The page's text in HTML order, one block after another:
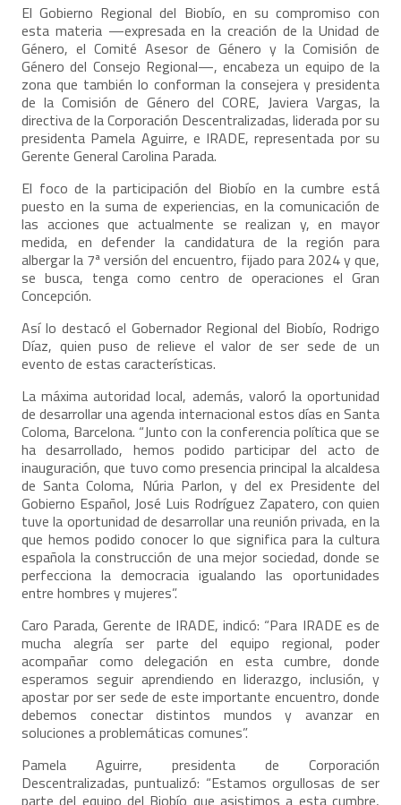
El Gobierno Regional del Biobío, en su compromiso con
esta materia —expresada en la creación de la Unidad de
Género, el Comité Asesor de Género y la Comisión de
Género del Consejo Regional—, encabeza un equipo de la
zona que también lo conforman la consejera y presidenta
de la Comisión de Género del CORE, Javiera Vargas, la
directiva de la Corporación Descentralizadas, liderada por su
presidenta Pamela Aguirre, e IRADE, representada por su
Gerente General Carolina Parada.
El foco de la participación del Biobío en la cumbre está
puesto en la suma de experiencias, en la comunicación de
las acciones que actualmente se realizan y, en mayor
medida, en defender la candidatura de la región para
albergar la 7ª versión del encuentro, fijado para 2024 y que,
se busca, tenga como centro de operaciones el Gran
Concepción.
Así lo destacó el Gobernador Regional del Biobío, Rodrigo
Díaz, quien puso de relieve el valor de ser sede de un
evento de estas características.
La máxima autoridad local, además, valoró la oportunidad
de desarrollar una agenda internacional estos días en Santa
Coloma, Barcelona. “Junto con la conferencia política que se
ha desarrollado, hemos podido participar del acto de
inauguración, que tuvo como presencia principal la alcaldesa
de Santa Coloma, Núria Parlon, y del ex Presidente del
Gobierno Español, José Luis Rodríguez Zapatero, con quien
tuve la oportunidad de desarrollar una reunión privada, en la
que hemos podido conocer lo que significa para la cultura
española la construcción de una mejor sociedad, donde se
perfecciona la democracia igualando las oportunidades
entre hombres y mujeres”.
Caro Parada, Gerente de IRADE, indicó: “Para IRADE es de
mucha alegría ser parte del equipo regional, poder
acompañar como delegación en esta cumbre, donde
esperamos seguir aprendiendo en liderazgo, inclusión, y
apostar por ser sede de este importante encuentro, donde
debemos conectar distintos mundos y avanzar en
soluciones a problemáticas comunes”.
Pamela Aguirre, presidenta de Corporación
Descentralizadas, puntualizó: “Estamos orgullosas de ser
parte del equipo del Biobío que asistimos a esta cumbre,